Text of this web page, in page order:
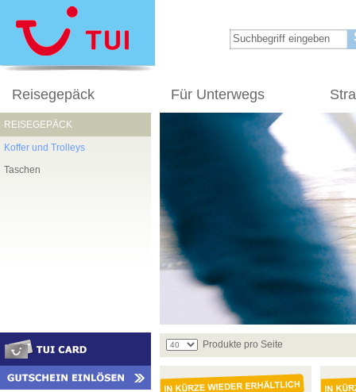
Reisegepäck Für Unterwegs
REISEGEPÄCK
Koffer und Trolleys
Taschen
Produkte pro Seite